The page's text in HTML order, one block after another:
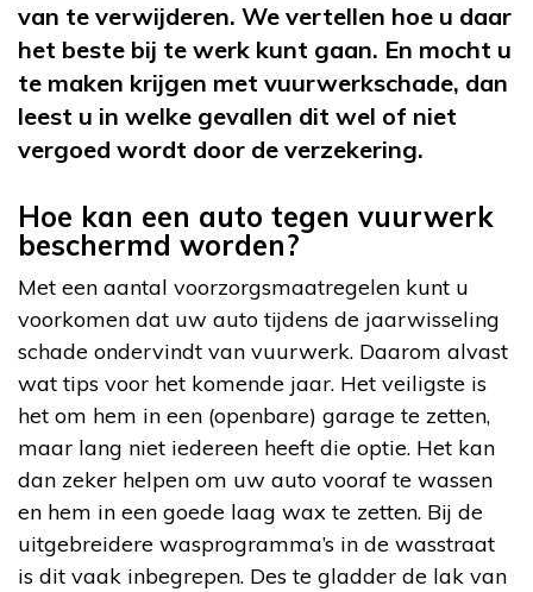
van te verwijderen. We vertellen hoe u daar
het beste bij te werk kunt gaan. En mocht u
te maken krijgen met vuurwerkschade, dan
leest u in welke gevallen dit wel of niet
vergoed wordt door de verzekering.
Hoe kan een auto tegen vuurwerk
beschermd worden?
Met een aantal voorzorgsmaatregelen kunt u
voorkomen dat uw auto tijdens de jaarwisseling
schade ondervindt van vuurwerk. Daarom alvast
wat tips voor het komende jaar. Het veiligste is
het om hem in een (openbare) garage te zetten,
maar lang niet iedereen heeft die optie. Het kan
dan zeker helpen om uw auto vooraf te wassen
en hem in een goede laag wax te zetten. Bij de
uitgebreidere wasprogramma’s in de wasstraat
is dit vaak inbegrepen. Des te gladder de lak van